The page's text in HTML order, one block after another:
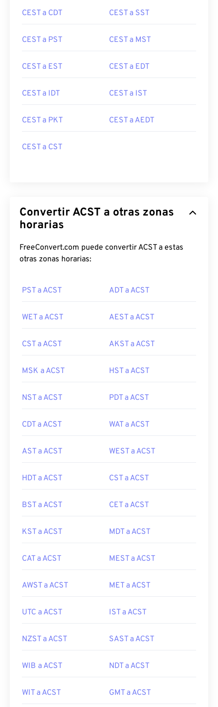
CEST a CDT CEST a SST
CEST a PST CEST a MST
CEST a EST CEST a EDT
CEST a IDT CEST a IST
CEST a PKT CEST a AEDT
CEST a CST
Convertir ACST a otras zonas
horarias
FreeConvert.com puede convertir ACST a estas
otras zonas horarias:
PST a ACST ADT a ACST
WET a ACST AEST a ACST
CST a ACST AKST a ACST
MSK a ACST HST a ACST
NST a ACST PDT a ACST
CDT a ACST WAT a ACST
AST a ACST WEST a ACST
HDT a ACST CST a ACST
BST a ACST CET a ACST
KST a ACST MDT a ACST
CAT a ACST MEST a ACST
AWST a ACST MET a ACST
UTC a ACST IST a ACST
NZST a ACST SAST a ACST
WIB a ACST NDT a ACST
WIT a ACST GMT a ACST